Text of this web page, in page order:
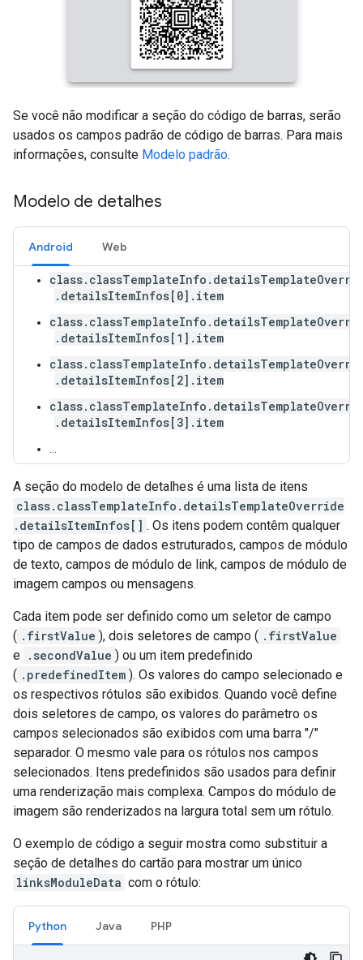
Se você não modificar a seção do código de barras, serão
usados os campos padrão de código de barras. Para mais
informações, consulte Modelo padrão.
Modelo de detalhes
Android Web
.detailsItemInfos[0].item
.detailsItemInfos[1].item
.detailsItemInfos[2].item
.detailsItemInfos[3].item
A seção do modelo de detalhes é uma lista de itens
class.classTemplateInfo.detailsTemplateOverride
.detailsItemInfos[] . Os itens podem contêm qualquer
tipo de campos de dados estruturados, campos de módulo
de texto, campos de módulo de link, campos de módulo de
imagem campos ou mensagens.
Cada item pode ser definido como um seletor de campo
( .firstValue ), dois seletores de campo ( .firstValue
e .secondValue ) ou um item predefinido
( .predefinedItem ). Os valores do campo selecionado e
os respectivos rótulos são exibidos. Quando você define
dois seletores de campo, os valores do parâmetro os
campos selecionados são exibidos com uma barra "/"
separador. O mesmo vale para os rótulos nos campos
selecionados. Itens predefinidos são usados para definir
uma renderização mais complexa. Campos do módulo de
imagem são renderizados na largura total sem um rótulo.
O exemplo de código a seguir mostra como substituir a
seção de detalhes do cartão para mostrar um único
linksModuleData com o rótulo:
Python Java PHP